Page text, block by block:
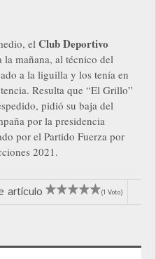
el Club Deportivo
mañana, al técnico del
a la liguilla y los tenía en
Resulta que “El Grillo”
pidió su baja del
por la presidencia
por el Partido Fuerza por
2021.
artículo (1 Voto)